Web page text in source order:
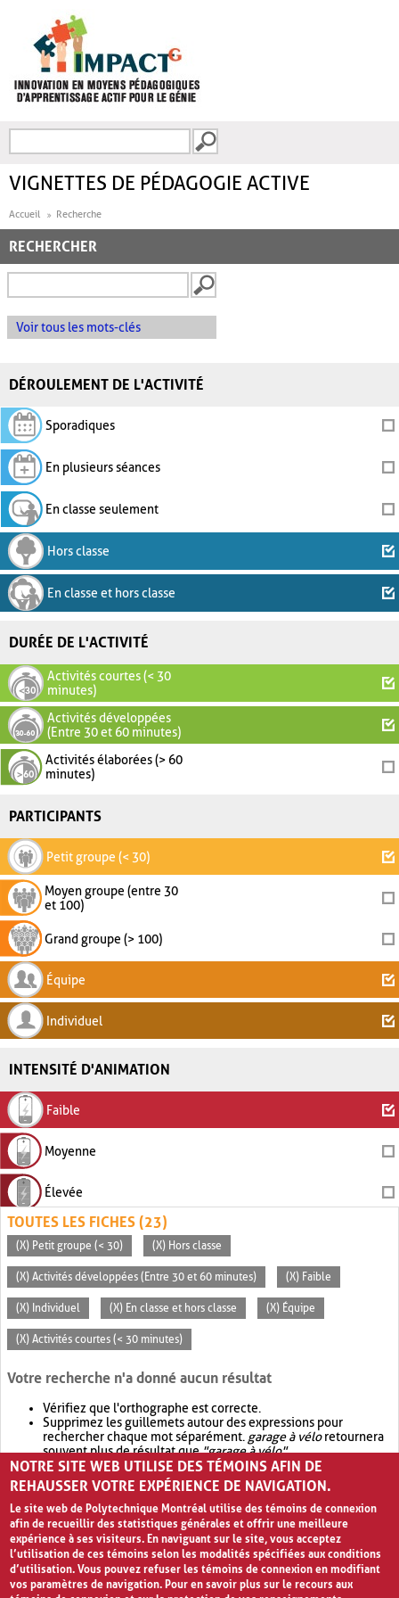
FORMULAIRE DE
VIGNETTES DE PÉDAGOGIE ACTIVE
Accueil Recherche
RECHERCHER
Voir tous les mots-clés
DÉROULEMENT DE L'ACTIVITÉ
Sporadiques
En plusieurs séances
En classe seulement
Hors classe
En classe et hors classe
DURÉE DE L'ACTIVITÉ
Activités courtes (< 30
minutes)
Activités développées
(Entre 30 et 60 minutes)
Activités élaborées (> 60
minutes)
PARTICIPANTS
Petit groupe (< 30)
Moyen groupe (entre 30
et 100)
Grand groupe (> 100)
Équipe
Individuel
INTENSITÉ D'ANIMATION
Faible
Moyenne
Élevée
TOUTES LES FICHES (23)
(X) Petit groupe (< 30) (X) Hors classe
(X) Activités développées (Entre 30 et 60 minutes) (X) Faible
(X) Individuel (X) En classe et hors classe (X) Équipe
(X) Activités courtes (< 30 minutes)
Votre recherche n'a donné aucun résultat
Vérifiez que l'orthographe est correcte.
Supprimez les guillemets autour des expressions pour
rechercher chaque mot séparément. garage à véloretournera
souvent plus de résultat que"garage à vélo".
Envisagez d'élargir votre recherche avec OR.garage OR vélo
retournera souvent plus de résultat quegarage à vélo
NOTRE SITE WEB UTILISE DES TÉMOINS AFIN DE
REHAUSSER VOTRE EXPÉRIENCE DE NAVIGATION.
Le site web de Polytechnique Montréal utilise des témoins de connexion
afin de recueillir des statistiques générales et offrir une meilleure
expérience à ses visiteurs. En naviguant sur le site, vous acceptez
l’utilisation de ces témoins selon les modalités spécifiées aux conditions
d’utilisation. Vous pouvez refuser les témoins de connexion en modifiant
vos paramètres de navigation. Pour en savoir plus sur le recours aux